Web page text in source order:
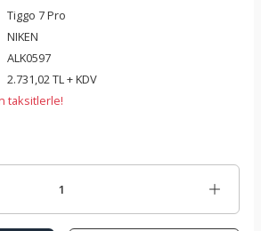
Tiggo 7 Pro
NIKEN
ALK0597
2.731,02 TL + KDV
taksitlerle!